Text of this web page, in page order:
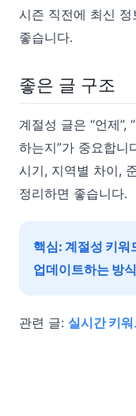
시즌 직전에 최신
좋습니다.
좋은 글 구조
계절성 글은 “언제”,
하는지”가 중요합니
시기, 지역별 차이,
정리하면 좋습니다.
핵심: 계절성 키워
업데이트하는 방
관련 글: 실시간 키